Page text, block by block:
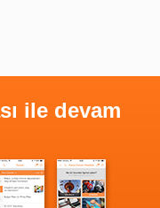
ile devam